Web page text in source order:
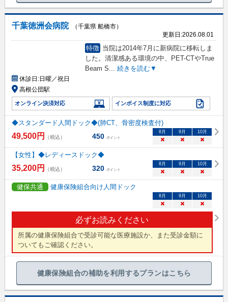
千葉徳洲会病院
（千葉県 船橋市）
更新日:2026.08.01
特徴 当院は2014年7月に新病院に移転しま
した。清潔感ある環境の中、PET-CTやTrue
Beam S
続きを読む▼
休診日:日曜／祝日
高根公団駅
オンライン決済対応 インボイス制度に対応
◆スタンダード人間ドック◆(肺CT、骨密度検査付)
49,500円 （税込） 450 ポイント
8 月 9 月 10月
× × ×
【女性】◆レディースドック◆
35,200円 （税込） 320 ポイント
8 月 9 月 10月
× × ×
健保共通 健康保険組合向け人間ドック
必ずお読みください
所属の健康保険組合で受診可能な医療施設か、また受診金額に
ついてもご確認ください。
8 月 9 月 10月
× × ×
健康保険組合の補助を利用するプランはこちら